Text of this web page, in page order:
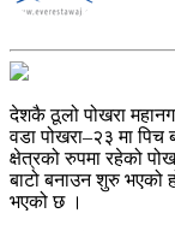
देशकै ठूलो पोखरा
वडा पोखरा–२३ मा
क्षेत्रको रुपमा रहेको
बाटो बनाउन शुरु भएको
भएको छ ।